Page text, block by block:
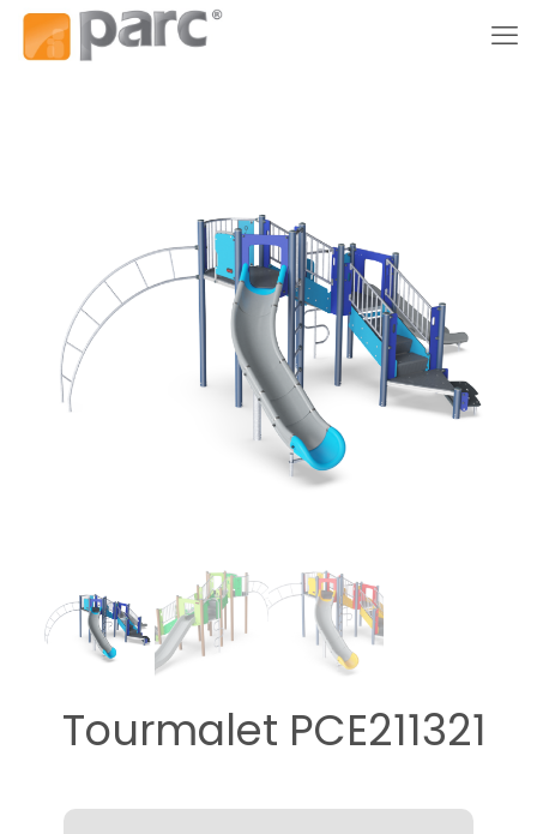
Tourmalet PCE211321